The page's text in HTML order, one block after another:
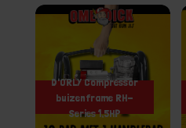
D'ORLY Compressor
buizenframe RH-
Series 1,5HP